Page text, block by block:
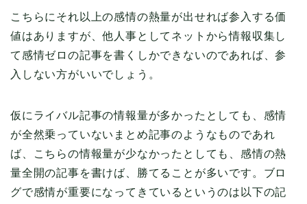
こちらにそれ以上の感情の熱量が出せれば参入する価
値はありますが、他人事としてネットから情報収集し
て感情ゼロの記事を書くしかできないのであれば、参
入しない方がいいでしょう。
仮にライバル記事の情報量が多かったとしても、感情
が全然乗っていないまとめ記事のようなものであれ
ば、こちらの情報量が少なかったとしても、感情の熱
量全開の記事を書けば、勝てることが多いです。ブロ
グで感情が重要になってきているというのは以下の記